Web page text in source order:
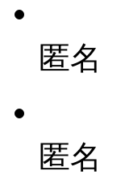
匿名
匿名